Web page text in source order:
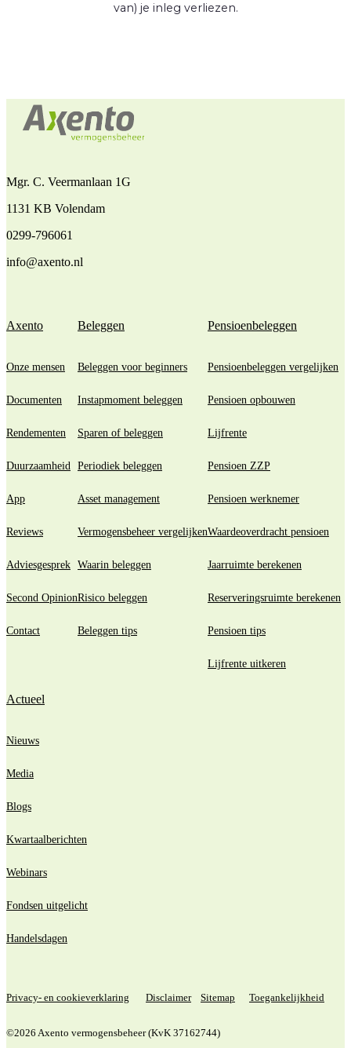
van) je inleg verliezen.
Mgr. C. Veermanlaan 1G
1131 KB Volendam
0299-796061
info@axento.nl
Axento
Onze mensen
Documenten
Rendementen
Duurzaamheid
App
Reviews
Adviesgesprek
Second Opinion
Contact
Beleggen
Beleggen voor beginners
Instapmoment beleggen
Sparen of beleggen
Periodiek beleggen
Asset management
Vermogensbeheer vergelijken
Waarin beleggen
Risico beleggen
Beleggen tips
Pensioenbeleggen
Pensioenbeleggen vergelijken
Pensioen opbouwen
Lijfrente
Pensioen ZZP
Pensioen werknemer
Waardeoverdracht pensioen
Jaarruimte berekenen
Reserveringsruimte berekenen
Pensioen tips
Lijfrente uitkeren
Actueel
Nieuws
Media
Blogs
Kwartaalberichten
Webinars
Fondsen uitgelicht
Handelsdagen
Privacy- en cookieverklaring Disclaimer Sitemap Toegankelijkheid
©2026 Axento vermogensbeheer (KvK 37162744)